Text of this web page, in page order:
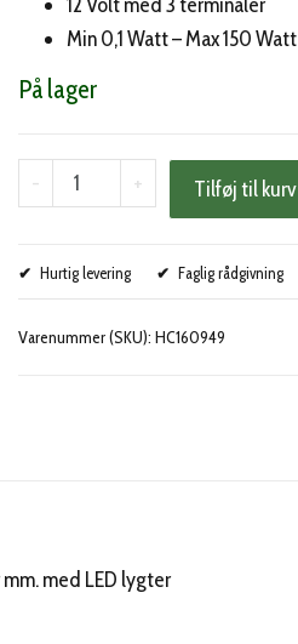
Min 0,1 Watt – Max 150 Watt
På lager
-
LED
blinkrelæ
ben
+ Tilføj til kurv
Hurtig levering Faglig rådgivning
Varenummer (SKU): HC160949
med LED lygter